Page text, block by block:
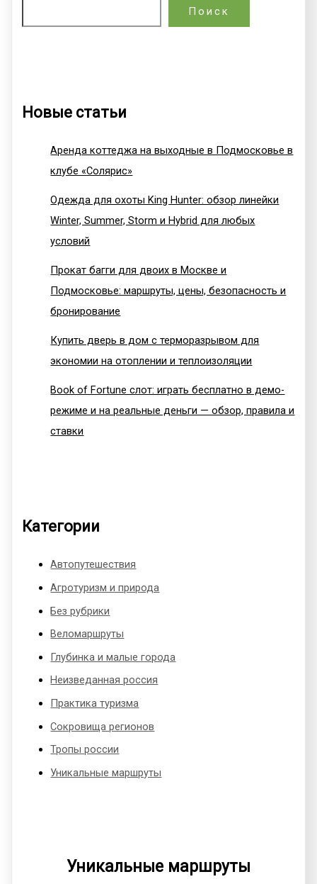
Поиск
Новые статьи
Аренда коттеджа на выходные в Подмосковье в
клубе «Солярис»
Одежда для охоты King Hunter: обзор линейки
Winter, Summer, Storm и Hybrid для любых
условий
Прокат багги для двоих в Москве и
Подмосковье: маршруты, цены, безопасность и
бронирование
Купить дверь в дом с терморазрывом для
экономии на отоплении и теплоизоляции
Book of Fortune слот: играть бесплатно в демо-
режиме и на реальные деньги — обзор, правила и
ставки
Категории
Автопутешествия
Агротуризм и природа
Без рубрики
Веломаршруты
Глубинка и малые города
Неизведанная россия
Практика туризма
Сокровища регионов
Тропы россии
Уникальные маршруты
Уникальные маршруты